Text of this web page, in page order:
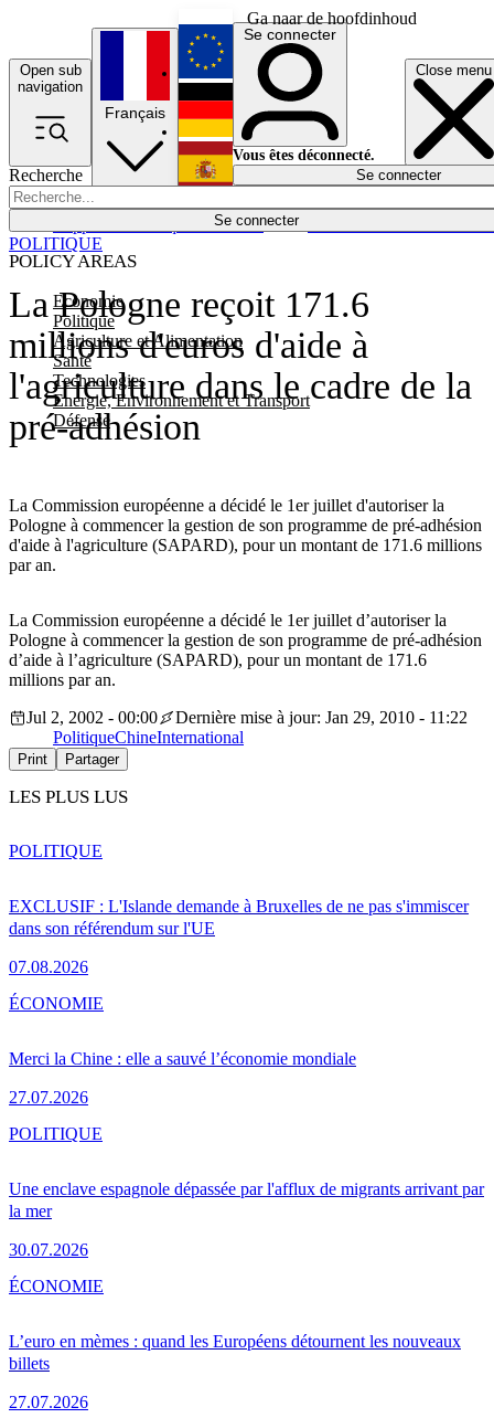
Ga naar de hoofdinhoud
Open sub
navigation
Close menu
Recherche
Se connecter
POLICY AREAS
Economie
Politique
Agriculture et Alimentation
Santé
Technologies
Energie, Environnement et Transport
Défense
Économie
Français
English
Deutsch
Español
Se connecter
Vous êtes déconnecté.
Se connecter
La Pologne reçoit 171.6
millions d'euros d'aide à
l'agriculture dans le cadre de la
pré-adhésion
La Commission européenne a décidé le 1er juillet d'autoriser la
Pologne à commencer la gestion de son programme de pré-adhésion
d'aide à l'agriculture (SAPARD), pour un montant de 171.6 millions
par an.
POLITIQUE
La Commission européenne a décidé le 1er juillet d’autoriser la
Pologne à commencer la gestion de son programme de pré-adhésion
d’aide à l’agriculture (SAPARD), pour un montant de 171.6
millions par an.
Jul 2, 2002 - 00:00
Dernière mise à jour: Jan 29, 2010 - 11:22
PolitiqueChineInternational
Print Partager
LES PLUS LUS
EXCLUSIF : L'Islande demande à Bruxelles de ne pas s'immiscer
dans son référendum sur l'UE
07.08.2026
POLITIQUE
Merci la Chine : elle a sauvé l’économie mondiale
27.07.2026
ÉCONOMIE
Une enclave espagnole dépassée par l'afflux de migrants arrivant par
la mer
30.07.2026
POLITIQUE
L’euro en mèmes : quand les Européens détournent les nouveaux
billets
27.07.2026
ÉCONOMIE